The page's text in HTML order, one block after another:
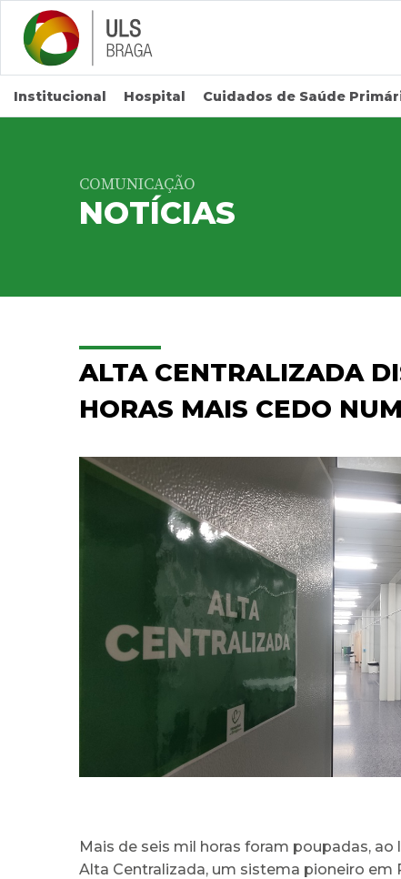
Saltar para conteúdo principal
Institucional Hospital Cuidados de Saúde
COMUNICAÇÃO
NOTÍCIAS
ALTA CENTRALIZADA
HORAS MAIS CEDO
Mais de seis mil horas foram poupadas,
Alta Centralizada, um sistema pioneiro